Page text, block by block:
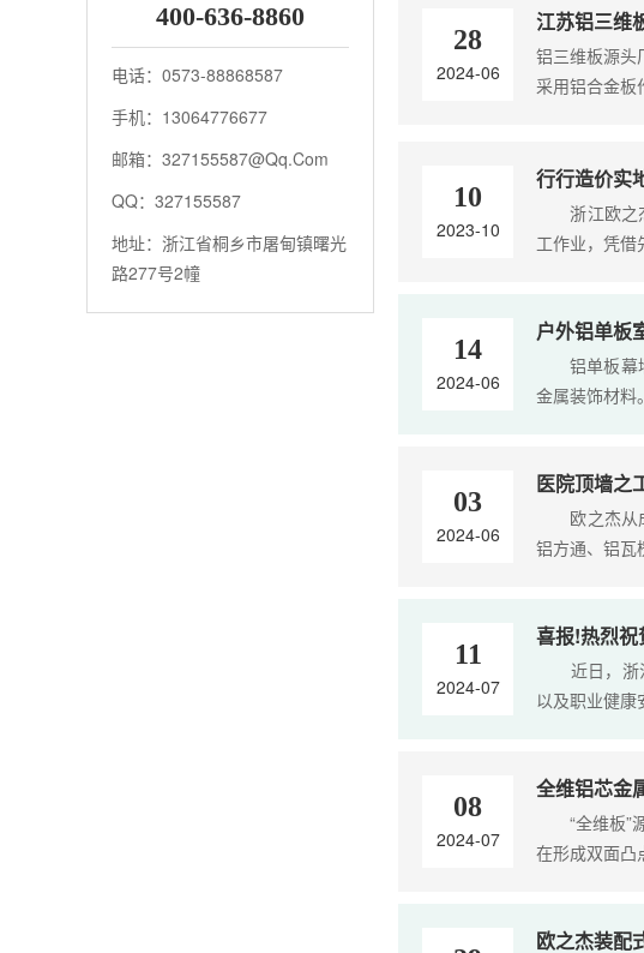
400-636-8860
电话：0573-88868587
手机：13064776677
邮箱：327155587@qq.com
QQ：327155587
地址：浙江省桐乡市屠甸镇曙光
路277号2幢
28
2024-06
江苏铝三维
铝三维板源头
采用铝合金
10
2023-10
行行造价实
浙江欧之杰
工作业，凭
14
2024-06
户外铝单板
铝单板幕墙
金属装饰材
03
2024-06
医院顶墙之
欧之杰从成
铝方通、铝
11
2024-07
喜报!热烈
近日，浙江
以及职业健
08
2024-07
全维铝芯金
“全维板”源
在形成双面
欧之杰装配